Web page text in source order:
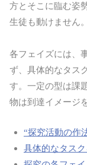
方とそこに臨む姿
生徒も動けません。
各フェイズには、
ず、具体的なタス
す。一定の型は課
物は到達イメージ
“探究活動の作
具体的なタス